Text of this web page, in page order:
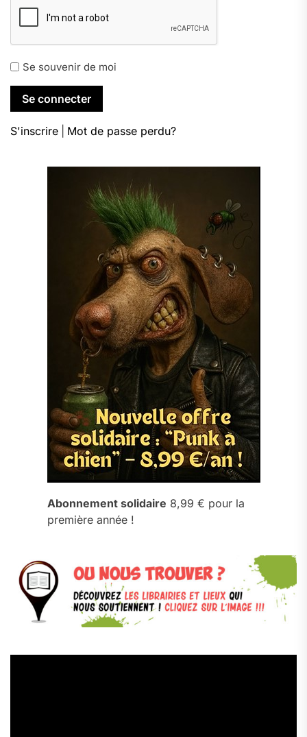
Se souvenir de moi
S'inscrire Mot de passe perdu?
Abonnement solidaire 8,99 € pour la
première année !